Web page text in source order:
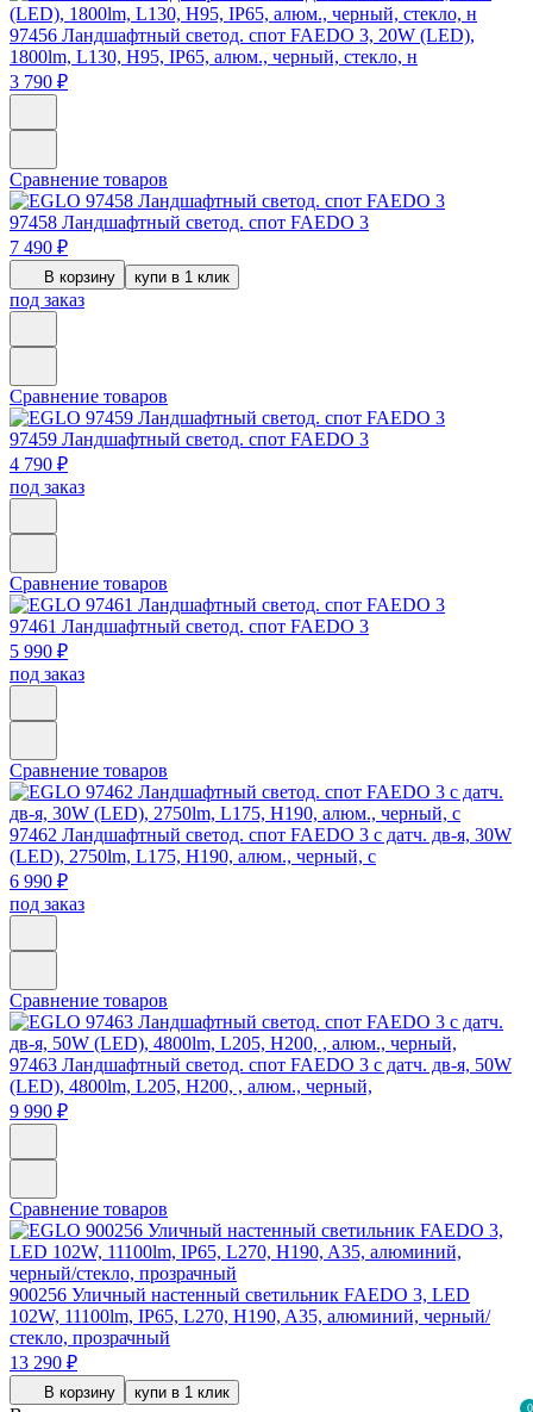
0
97456 Ландшафтный светод. спот FAEDO 3, 20W (LED),
1800lm, L130, H95, IP65, алюм., черный, стекло, н
3 790 ₽
Сравнение товаров
97458 Ландшафтный светод. спот FAEDO 3
7 490 ₽
В корзину купи в 1 клик
под заказ
Сравнение товаров
97459 Ландшафтный светод. спот FAEDO 3
4 790 ₽
под заказ
Сравнение товаров
97461 Ландшафтный светод. спот FAEDO 3
5 990 ₽
под заказ
Сравнение товаров
97462 Ландшафтный светод. спот FAEDO 3 c датч. дв-я, 30W
(LED), 2750lm, L175, H190, алюм., черный, с
6 990 ₽
под заказ
Сравнение товаров
97463 Ландшафтный светод. спот FAEDO 3 c датч. дв-я, 50W
(LED), 4800lm, L205, H200, , алюм., черный,
9 990 ₽
Сравнение товаров
900256 Уличный настенный светильник FAEDO 3, LED
102W, 11100lm, IP65, L270, H190, A35, алюминий, черный/
стекло, прозрачный
13 290 ₽
В корзину купи в 1 клик